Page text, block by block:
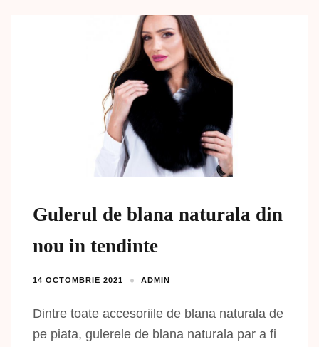
Gulerul de blana naturala din
nou in tendinte
14 OCTOMBRIE 2021 ADMIN
Dintre toate accesoriile de blana naturala de
pe piata, gulerele de blana naturala par a fi